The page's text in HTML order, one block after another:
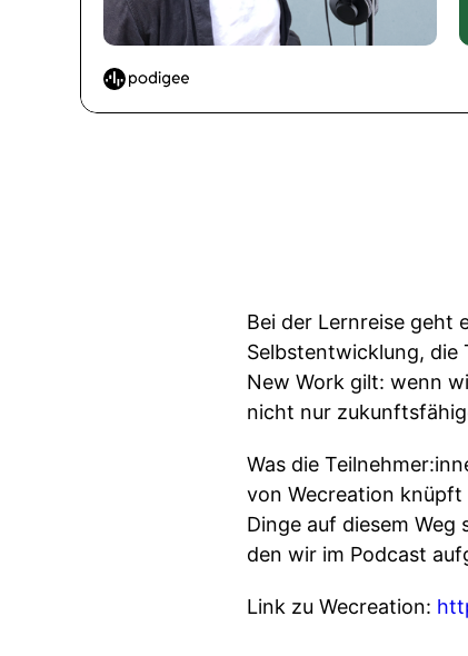
Bei der Lernreise geht
Selbstentwicklung, die
New Work gilt: wenn
nicht nur
Was die
von Wecreation knüpft
Dinge auf diesem
den wir im Podcast
Link zu Wecreation: